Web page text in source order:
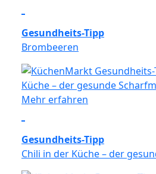
Gesundheits-Tipp
Brombeeren
Mehr erfahren
Gesundheits-Tipp
Chili in der Küche – der